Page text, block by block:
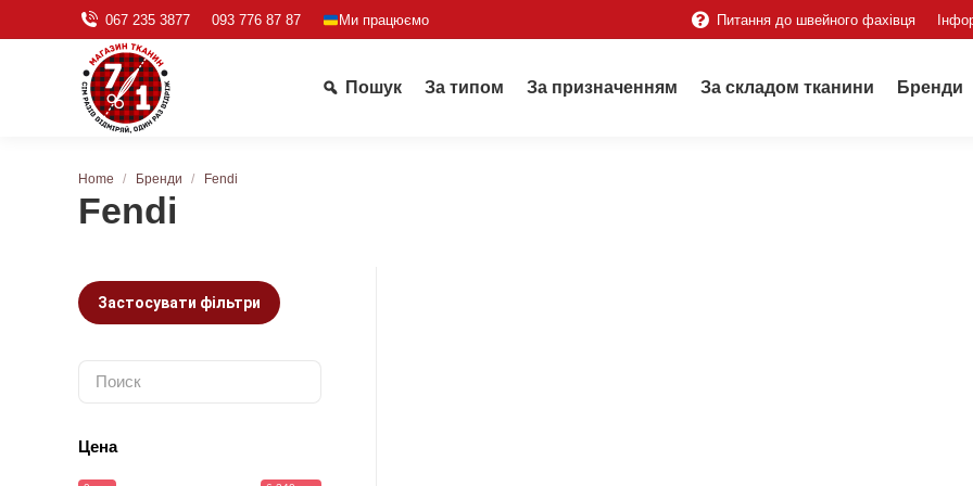
067 235 3877 093 776 87 87 Ми працюємо Питання до швейного фахівця
Пошук За типом За призначенням За складом тканини Бренди
Fendi
You are here:
Home Бренди Fendi
Застосувати фільтри
Цена